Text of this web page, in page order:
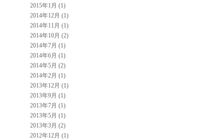
2015年1月 (1)
2014年12月 (1)
2014年11月 (1)
2014年10月 (2)
2014年7月 (1)
2014年6月 (1)
2014年5月 (2)
2014年2月 (1)
2013年12月 (1)
2013年9月 (1)
2013年7月 (1)
2013年5月 (1)
2013年3月 (2)
2012年12月 (1)